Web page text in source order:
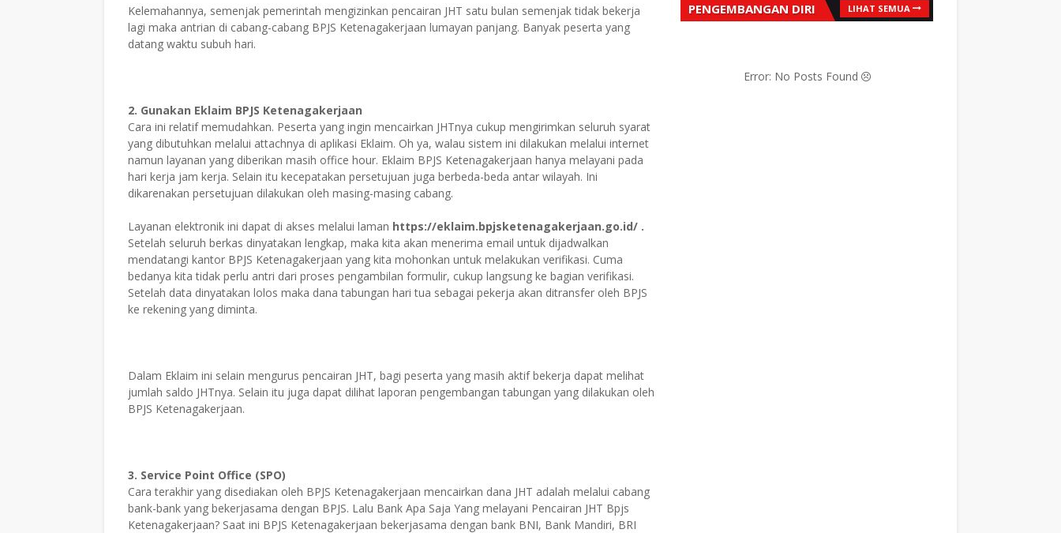
Kelemahannya, semenjak pemerintah mengizinkan pencairan JHT satu bulan semenjak tidak bekerja
lagi maka antrian di cabang-cabang BPJS Ketenagakerjaan lumayan panjang. Banyak peserta yang
datang waktu subuh hari.
2. Gunakan Eklaim BPJS Ketenagakerjaan
Cara ini relatif memudahkan. Peserta yang ingin mencairkan JHTnya cukup mengirimkan seluruh syarat
yang dibutuhkan melalui attachnya di aplikasi Eklaim. Oh ya, walau sistem ini dilakukan melalui internet
namun layanan yang diberikan masih office hour. Eklaim BPJS Ketenagakerjaan hanya melayani pada
hari kerja jam kerja. Selain itu kecepatakan persetujuan juga berbeda-beda antar wilayah. Ini
dikarenakan persetujuan dilakukan oleh masing-masing cabang.
Layanan elektronik ini dapat di akses melalui laman https://eklaim.bpjsketenagakerjaan.go.id/ .
Setelah seluruh berkas dinyatakan lengkap, maka kita akan menerima email untuk dijadwalkan
mendatangi kantor BPJS Ketenagakerjaan yang kita mohonkan untuk melakukan verifikasi. Cuma
bedanya kita tidak perlu antri dari proses pengambilan formulir, cukup langsung ke bagian verifikasi.
Setelah data dinyatakan lolos maka dana tabungan hari tua sebagai pekerja akan ditransfer oleh BPJS
ke rekening yang diminta.
Dalam Eklaim ini selain mengurus pencairan JHT, bagi peserta yang masih aktif bekerja dapat melihat
jumlah saldo JHTnya. Selain itu juga dapat dilihat laporan pengembangan tabungan yang dilakukan oleh
BPJS Ketenagakerjaan.
3. Service Point Office (SPO)
Cara terakhir yang disediakan oleh BPJS Ketenagakerjaan mencairkan dana JHT adalah melalui cabang
bank-bank yang bekerjasama dengan BPJS. Lalu Bank Apa Saja Yang melayani Pencairan JHT Bpjs
Ketenagakerjaan? Saat ini BPJS Ketenagakerjaan bekerjasama dengan bank BNI, Bank Mandiri, BRI
PENGEMBANGAN DIRI LIHAT SEMUA
Error: No Posts Found